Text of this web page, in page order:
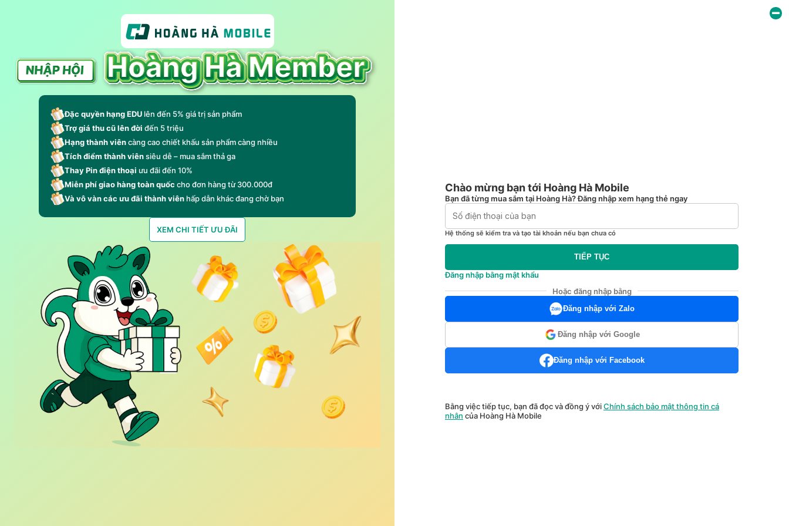
Đặc quyền hạng EDU lên đến 5% giá trị sản phẩm
Trợ giá thu cũ lên đời đến 5 triệu
Hạng thành viêncàng cao chiết khấu sản phẩm càng nhiều
Tích điểm thành viênsiêu dễ – mua sắm thả ga
Thay Pin điện thoại ưu đãi đến 10%
Miễn phí giao hàng toàn quốccho đơn hàng từ 300.000đ
Và vô vàn các ưu đãi thành viên hấp dẫn khác đang chờ bạn
XEM CHI TIẾT ƯU ĐÃI
Chào mừng bạn tới Hoàng Hà Mobile
Bạn đã từng mua sắm tại Hoàng Hà? Đăng nhập xem hạng thẻ ngay
Hệ thống sẽ kiểm tra và tạo tài khoản nếu bạn chưa có
TIẾP TỤC
Đăng nhập bằng mật khẩu
Hoặc đăng nhập bằng
Đăng nhập với Zalo
Đăng nhập với Google
Đăng nhập với Facebook
Bằng việc tiếp tục, bạn đã đọc và đồng ý vớiChính sách bảo mật thông tin cá
nhân của Hoàng Hà Mobile